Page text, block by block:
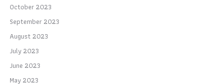
October 2023
September 2023
August 2023
July 2023
June 2023
May 2023